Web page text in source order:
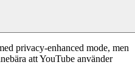
privacy-enhanced mode, men
att YouTube använder